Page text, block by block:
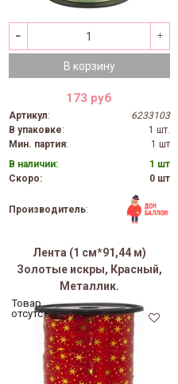
В корзину
173 руб
Артикул:
6233103
В упаковке:
1 шт.
Мин. партия:
1 шт
В наличии:
1 шт
Скоро:
0 шт
Производитель:
Лента (1 см*91,44 м)
Золотые искры, Красный,
Металлик.
Товар
отсутствует